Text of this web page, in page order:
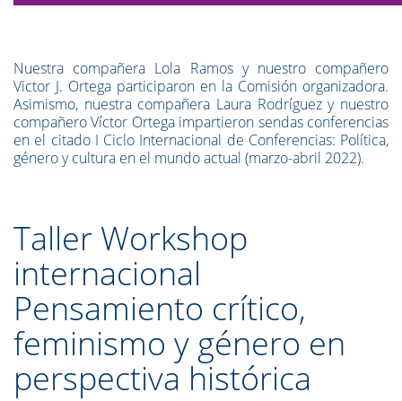
Nuestra compañera Lola Ramos y nuestro compañero
Victor J. Ortega participaron en la Comisión organizadora.
Asimismo, nuestra compañera Laura Rodríguez y nuestro
compañero Víctor Ortega impartieron sendas conferencias
en el citado I Ciclo Internacional de Conferencias: Política,
género y cultura en el mundo actual (marzo-abril 2022).
Taller Workshop
internacional
Pensamiento crítico,
feminismo y género en
perspectiva histórica